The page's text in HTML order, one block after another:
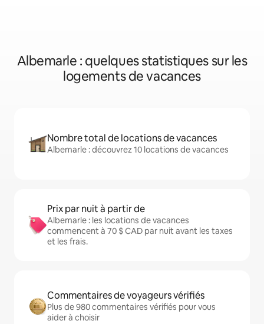
Albemarle : quelques statistiques sur les
logements de vacances
Nombre total de locations de vacances
Albemarle : découvrez 10 locations de vacances
Prix par nuit à partir de
Albemarle : les locations de vacances
commencent à 70 $ CAD par nuit avant les taxes
et les frais.
Commentaires de voyageurs vérifiés
Plus de 980 commentaires vérifiés pour vous
aider à choisir